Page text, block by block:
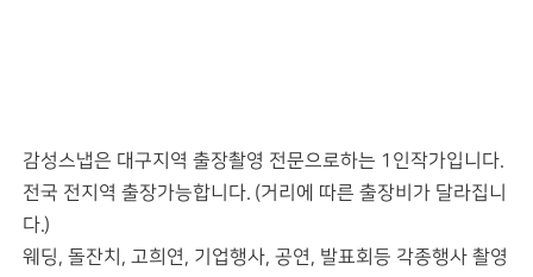
감성스냅은 대구지역 출장촬영 전문으로하는 1인작가입니다.
전국 전지역 출장가능합니다. (거리에 따른 출장비가 달라집니
다.)
웨딩, 돌잔치, 고희연, 기업행사, 공연, 발표회등 각종행사 촬영